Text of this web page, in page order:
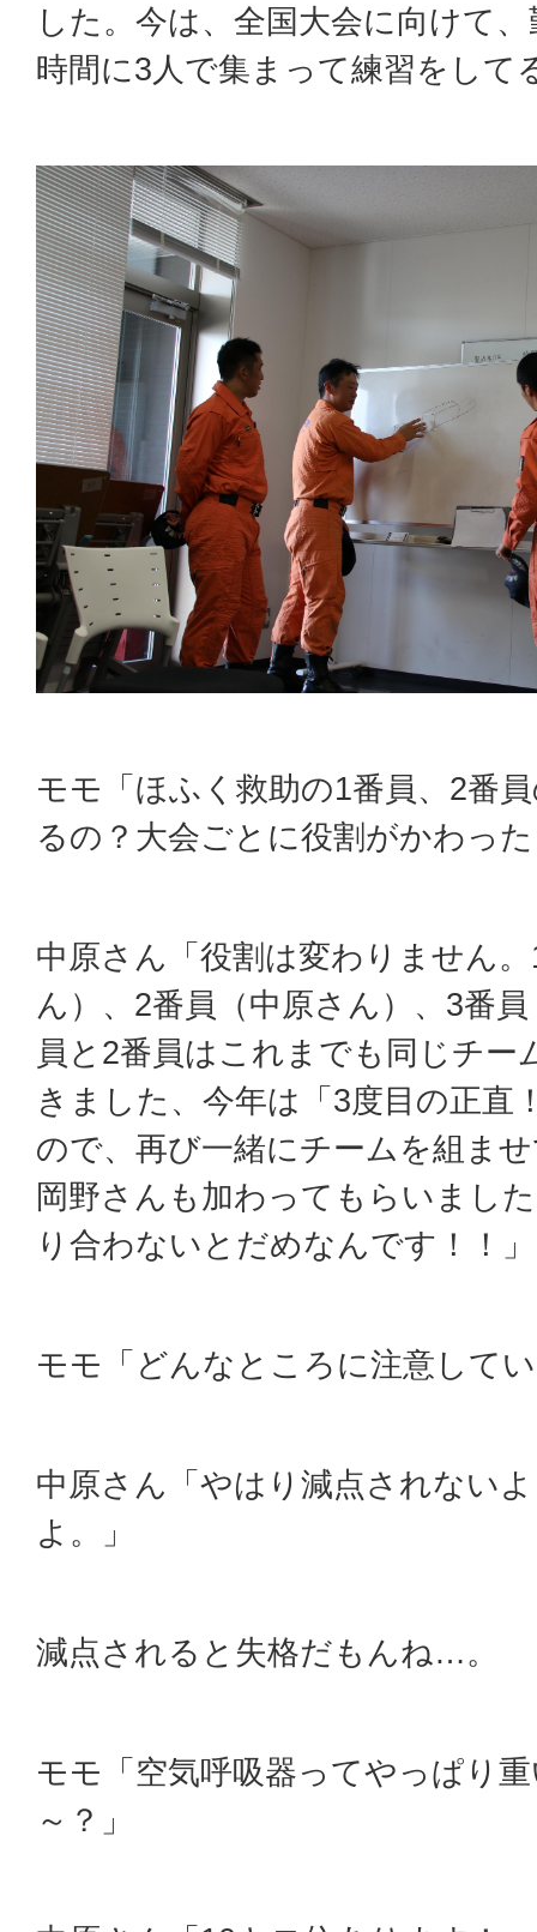
した。今は、全国大会に向けて
時間に3人で集まって練習をして
モモ「ほふく救助の1番員、2番
るの？大会ごとに役割がかわっ
中原さん「役割は変わりません
ん）、2番員（中原さん）、3番
員と2番員はこれまでも同じチー
きました、今年は「3度目の正直
ので、再び一緒にチームを組ま
岡野さんも加わってもらいまし
り合わないとだめなんです！！」
モモ「どんなところに注意して
中原さん「やはり減点されない
よ。」
減点されると失格だもんね…。
モモ「空気呼吸器ってやっぱり
～？」